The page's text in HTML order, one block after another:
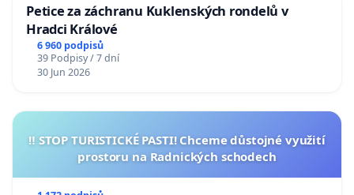
Petice za záchranu Kuklenských rondelů v
Hradci Králové
6 960 podpisů
39 Podpisy / 7 dní
30 Jun 2026
‼️ STOP TURISTICKÉ PASTI! Chceme důstojné využití
prostoru na Radnických schodech